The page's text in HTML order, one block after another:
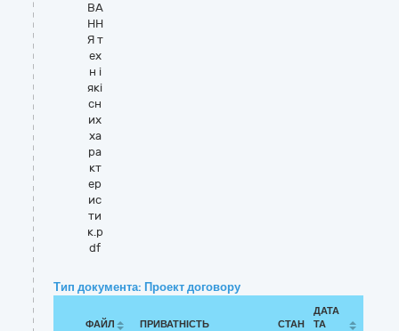
ВА
НН
Я т
ех
н і
які
сн
их
ха
ра
кт
ер
ис
ти
к.p
df
Тип документа: Проект договору
ФАЙЛ ПРИВАТНІСТЬ СТАН
ДАТА
ТА